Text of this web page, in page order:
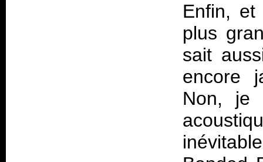
Enfin,
plus
sait
encore
Non, je